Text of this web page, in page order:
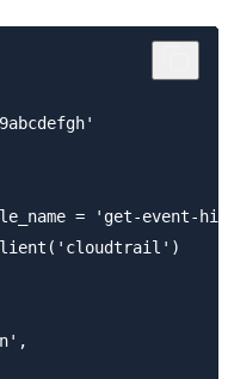
= 'get-event-